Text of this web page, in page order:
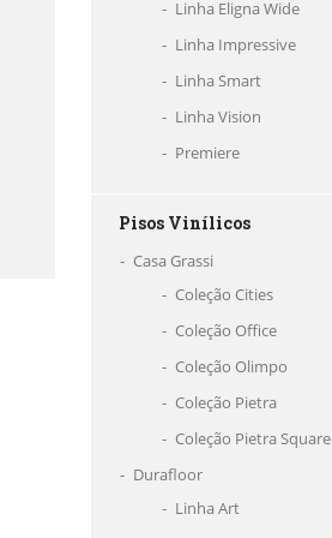
Linha Eligna Wide
Linha Impressive
Linha Smart
Linha Vision
Premiere
Pisos Vinílicos
Casa Grassi
Coleção Cities
Coleção Office
Coleção Olimpo
Coleção Pietra
Coleção Pietra Square
Durafloor
Linha Art